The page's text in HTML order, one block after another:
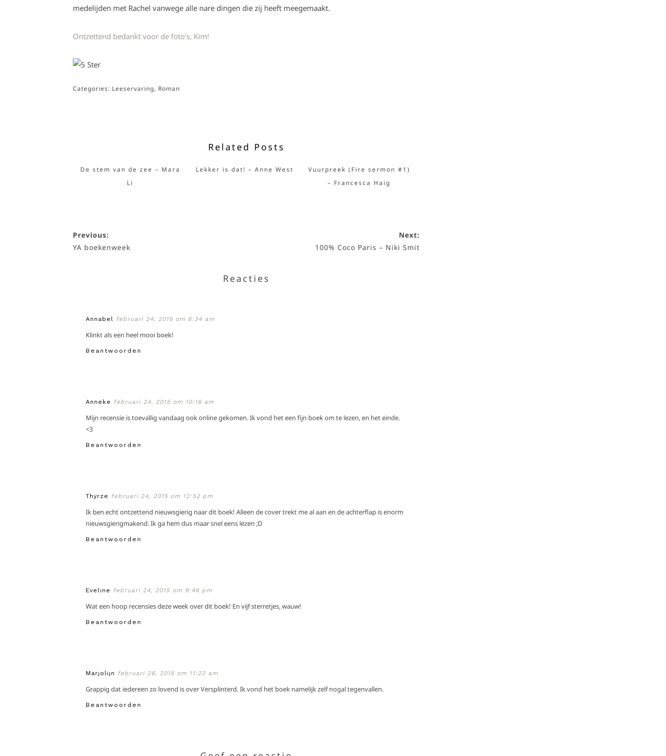
medelijden met Rachel vanwege alle nare dingen die zij heeft meegemaakt.
Ontzettend bedankt voor de foto’s, Kim!
Categories: Leeservaring, Roman
Related Posts
De stem van de zee – Mara
Li
Lekker is dat! – Anne West
Vuurpreek (Fire sermon #1)
– Francesca Haig
Previous:
YA boekenweek
Next:
100% Coco Paris – Niki Smit
Reacties
Annabel februari 24, 2015 om 6:34 am
Klinkt als een heel mooi boek!
Beantwoorden
Anneke februari 24, 2015 om 10:16 am
Mijn recensie is toevallig vandaag ook online gekomen. Ik vond het een fijn boek om te lezen, en het einde.
<3
Beantwoorden
Thyrze februari 24, 2015 om 12:52 pm
Ik ben echt ontzettend nieuwsgierig naar dit boek! Alleen de cover trekt me al aan en de achterflap is enorm
nieuwsgierigmakend. Ik ga hem dus maar snel eens lezen ;D
Beantwoorden
Eveline februari 24, 2015 om 9:46 pm
Wat een hoop recensies deze week over dit boek! En vijf sterretjes, wauw!
Beantwoorden
Marjolijn februari 26, 2015 om 11:22 am
Grappig dat iedereen zo lovend is over Versplinterd. Ik vond het boek namelijk zelf nogal tegenvallen.
Beantwoorden